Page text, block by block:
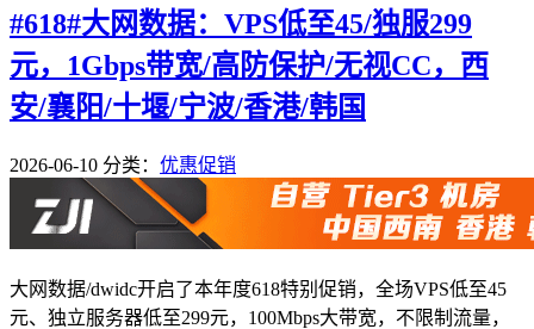
#618#大网数据：VPS低至45/独服299
元，1Gbps带宽/高防保护/无视CC，西
安/襄阳/十堰/宁波/香港/韩国
2026-06-10 分类： 优惠促销
大网数据/dwidc开启了本年度618特别促销，全场VPS低至45
元、独立服务器低至299元，100Mbps大带宽，不限制流量，